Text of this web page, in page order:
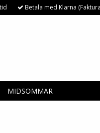
Betala med Klarna
MIDSOMMAR